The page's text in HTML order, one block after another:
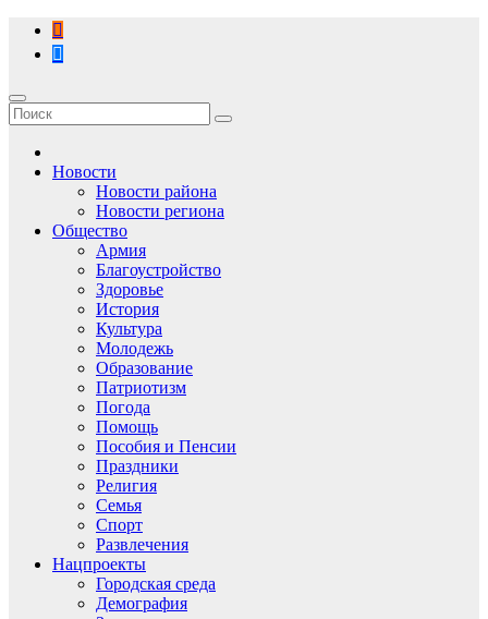
Перейти
содержимому
Новости
Новости района
Новости региона
Общество
Армия
Благоустройство
Здоровье
История
Культура
Молодежь
Образование
Патриотизм
Погода
Помощь
Пособия и Пенсии
Праздники
Религия
Семья
Спорт
Развлечения
Нацпроекты
Городская среда
Демография